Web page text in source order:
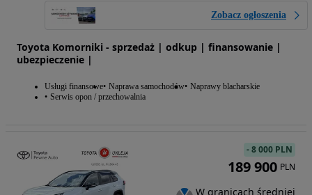
Zobacz ogłoszenia
Toyota Komorniki - sprzedaż | odkup | finansowanie |
ubezpieczenie |
Usługi finansowe Naprawa samochodów Naprawy blacharskie
Serwis opon / przechowalnia
-8 000 PLN
189 900 PLN
W granicach średniej